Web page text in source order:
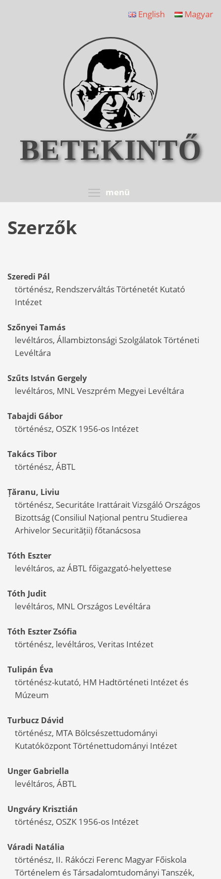
English Magyar
BETEKINTŐ
menü
Szerzők
Szeredi Pál
történész, Rendszerváltás Történetét Kutató
Intézet
Szőnyei Tamás
levéltáros, Állambiztonsági Szolgálatok Történeti
Levéltára
Szűts István Gergely
levéltáros, MNL Veszprém Megyei Levéltára
Tabajdi Gábor
történész, OSZK 1956-os Intézet
TakácsTibor
történész, ÁBTL
Țăranu, Liviu
történész, Securitáte Irattárait Vizsgáló Országos
Bizottság (Consiliul Național pentru Studierea
Arhivelor Securității) főtanácsosa
Tóth Eszter
levéltáros, az ÁBTL főigazgató-helyettese
Tóth Judit
levéltáros, MNL Országos Levéltára
Tóth Eszter Zsófia
történész, levéltáros, Veritas Intézet
Tulipán Éva
történész-kutató, HM Hadtörténeti Intézet és
Múzeum
Turbucz Dávid
történész, MTA Bölcsészettudományi
Kutatóközpont Történettudományi Intézet
Unger Gabriella
levéltáros, ÁBTL
Ungváry Krisztián
történész, OSZK 1956-os Intézet
Váradi Natália
történész, II. Rákóczi Ferenc Magyar Főiskola
Történelem és Társadalomtudományi Tanszék,